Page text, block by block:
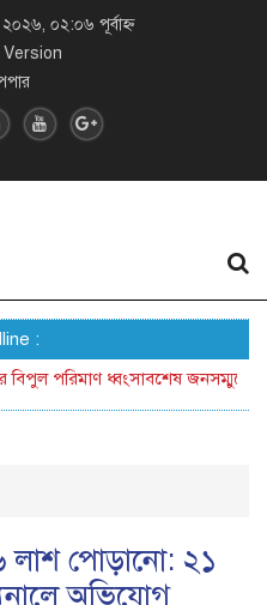
০২:০৬ পূর্বাহ্ন
Version
:
পরিমাণ ধ্বংসাবশেষ জনসম্মুখে আনল
লাশ পোড়ানো: ২১
অভিযোগ